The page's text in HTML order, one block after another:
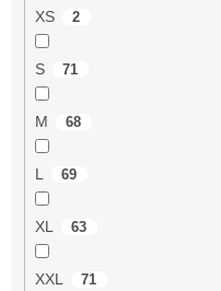
XS 2
S 71
M 68
L 69
XL 63
XXL 71